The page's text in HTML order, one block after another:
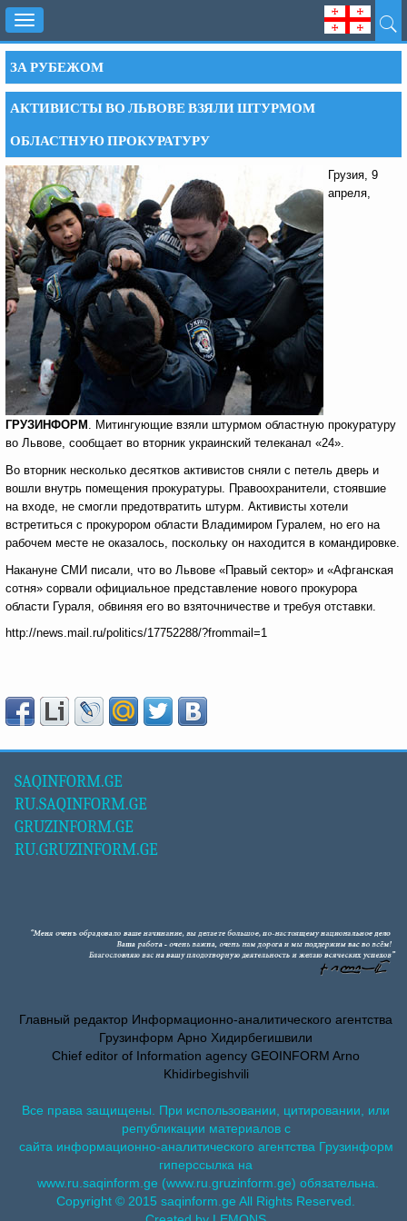
Toggle
navigation
ЗА РУБЕЖОМ
АКТИВИСТЫ ВО ЛЬВОВЕ ВЗЯЛИ ШТУРМОМ
ОБЛАСТНУЮ ПРОКУРАТУРУ
Грузия, 9
апреля,
ГРУЗИНФОРМ . Митингующие взяли штурмом областную прокуратуру
во Львове, сообщает во вторник украинский телеканал «24».
Во вторник несколько десятков активистов сняли с петель дверь и
вошли внутрь помещения прокуратуры. Правоохранители, стоявшие
на входе, не смогли предотвратить штурм. Активисты хотели
встретиться с прокурором области Владимиром Гуралем, но его на
рабочем месте не оказалось, поскольку он находится в командировке.
Накануне СМИ писали, что во Львове «Правый сектор» и «Афганская
сотня» сорвали официальное представление нового прокурора
области Гураля, обвиняя его во взяточничестве и требуя отставки.
http://news.mail.ru/politics/17752288/?frommail=1
SAQINFORM.GE
RU.SAQINFORM.GE
GRUZINFORM.GE
RU.GRUZINFORM.GE
Главный редактор Информационно-аналитического агентства
Грузинформ Арно Хидирбегишвили
Chief editor of Information agency GEOINFORM Arno
Khidirbegishvili
Все права защищены. При использовании, цитировании, или
републикации материалов с
сайта информационно-аналитического агентства Грузинформ
гиперссылка на
www.ru.saqinform.ge (www.ru.gruzinform.ge) обязательна.
Copyright © 2015 saqinform.ge All Rights Reserved.